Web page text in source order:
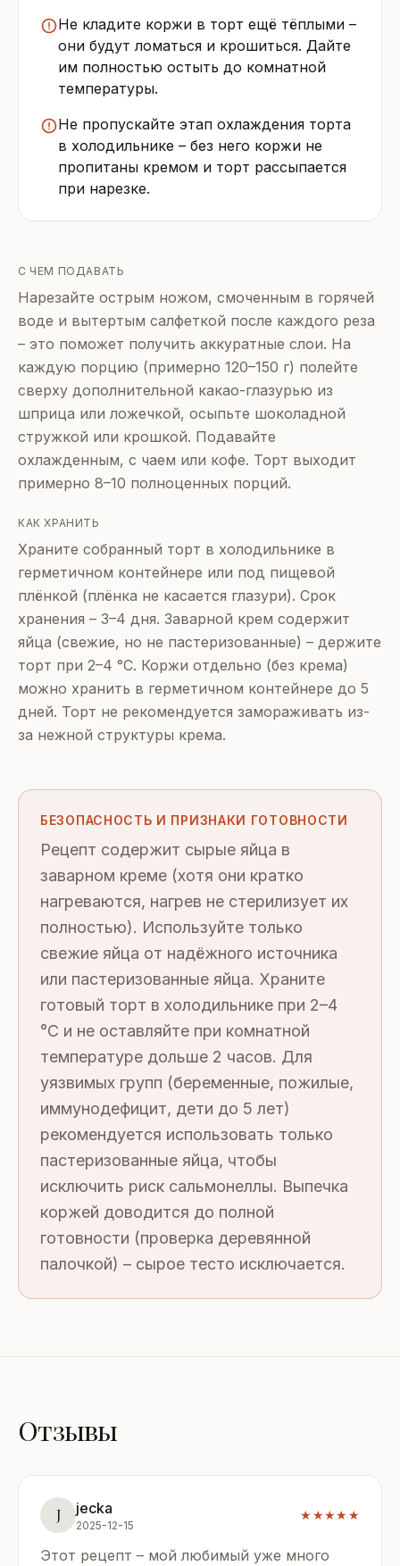
Не кладите коржи в торт ещё тёплыми –
они будут ломаться и крошиться. Дайте
им полностью остыть до комнатной
температуры.
Не пропускайте этап охлаждения торта
в холодильнике – без него коржи не
пропитаны кремом и торт рассыпается
при нарезке.
С ЧЕМ ПОДАВАТЬ
Нарезайте острым ножом, смоченным в горячей
воде и вытертым салфеткой после каждого реза
– это поможет получить аккуратные слои. На
каждую порцию (примерно 120–150 г) полейте
сверху дополнительной какао-глазурью из
шприца или ложечкой, осыпьте шоколадной
стружкой или крошкой. Подавайте
охлажденным, с чаем или кофе. Торт выходит
примерно 8–10 полноценных порций.
КАК ХРАНИТЬ
Храните собранный торт в холодильнике в
герметичном контейнере или под пищевой
плёнкой (плёнка не касается глазури). Срок
хранения – 3–4 дня. Заварной крем содержит
яйца (свежие, но не пастеризованные) – держите
торт при 2–4 °C. Коржи отдельно (без крема)
можно хранить в герметичном контейнере до 5
дней. Торт не рекомендуется замораживать из-
за нежной структуры крема.
БЕЗОПАСНОСТЬ И ПРИЗНАКИ ГОТОВНОСТИ
Рецепт содержит сырые яйца в
заварном креме (хотя они кратко
нагреваются, нагрев не стерилизует их
полностью). Используйте только
свежие яйца от надёжного источника
или пастеризованные яйца. Храните
готовый торт в холодильнике при 2–4
°C и не оставляйте при комнатной
температуре дольше 2 часов. Для
уязвимых групп (беременные, пожилые,
иммунодефицит, дети до 5 лет)
рекомендуется использовать только
пастеризованные яйца, чтобы
исключить риск сальмонеллы. Выпечка
коржей доводится до полной
готовности (проверка деревянной
палочкой) – сырое тесто исключается.
Отзывы
J jecka
2025-12-15
★★★★★
Этот рецепт – мой любимый уже много